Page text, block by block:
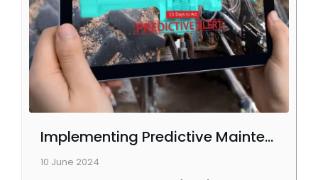
Implementing Predictive Maintenance: A Step-by-Step Guide
10 June 2024